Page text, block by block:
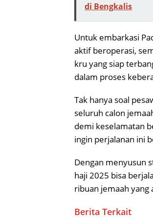
di Bengkalis
Untuk embarkasi
aktif beroperasi,
kru yang siap
dalam proses
Tak hanya soal
seluruh calon
demi keselamatan
ingin perjalanan ini
Dengan menyusun
haji 2025 bisa
ribuan jemaah yang
Berita Terkait